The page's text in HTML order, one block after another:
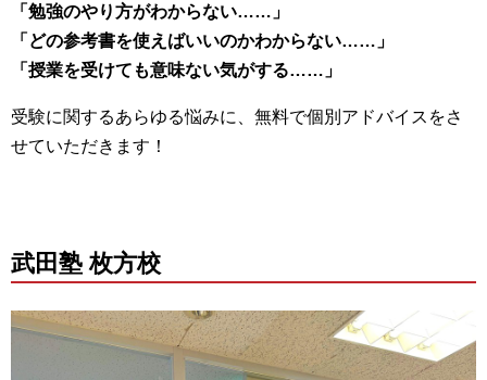
「勉強のやり方がわからない……」
「どの参考書を使えばいいのかわからない……」
「授業を受けても意味ない気がする……」
受験に関するあらゆる悩みに、無料で個別アドバイスをさ
せていただきます！
武田塾 枚方校